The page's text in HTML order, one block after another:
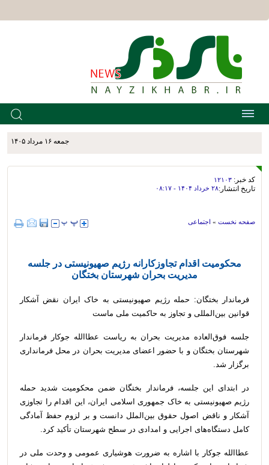
جمعه ۱۶ مرداد ۱۴۰۵
کد خبر: ۱۲۱۰۳
تاریخ انتشار:۲۸ خرداد ۱۴۰۴ - ۰۸:۱۷
صفحه نخست » اجتماعی
محکومیت اقدام تجاوزکارانه رژیم صهیونیستی در جلسه
مدیریت بحران شهرستان بختگان
فرماندار بختگان: حمله رژیم صهیونیستی به خاک ایران نقض آشکار
قوانین بین‌المللی و تجاوز به حاکمیت ملی ماست
جلسه فوق‌العاده مدیریت بحران به ریاست عطاالله جوکار فرماندار
شهرستان بختگان و با حضور اعضای مدیریت بحران در محل فرمانداری
برگزار شد.
در ابتدای این جلسه، فرماندار بختگان ضمن محکومیت شدید حمله
رژیم صهیونیستی به خاک جمهوری اسلامی ایران، این اقدام را تجاوزی
آشکار و ناقض اصول حقوق بین‌الملل دانست و بر لزوم حفظ آمادگی
کامل دستگاه‌های اجرایی و امدادی در سطح شهرستان تأکید کرد.
عطاالله جوکار با اشاره به ضرورت هوشیاری عمومی و وحدت ملی در